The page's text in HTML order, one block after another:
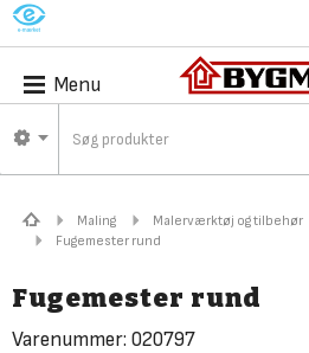
M
Menu
Maling Malerværktøj og tilbehør
Fugemester rund
Fugemester rund
Varenummer: 020797